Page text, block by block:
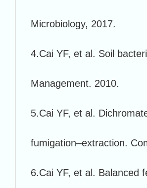
Microbiology, 2017.
4.Cai YF, et al. Soil
Management. 2010.
5.Cai YF, et al.
fumigation–extraction.
6.Cai YF, et al. Balanced